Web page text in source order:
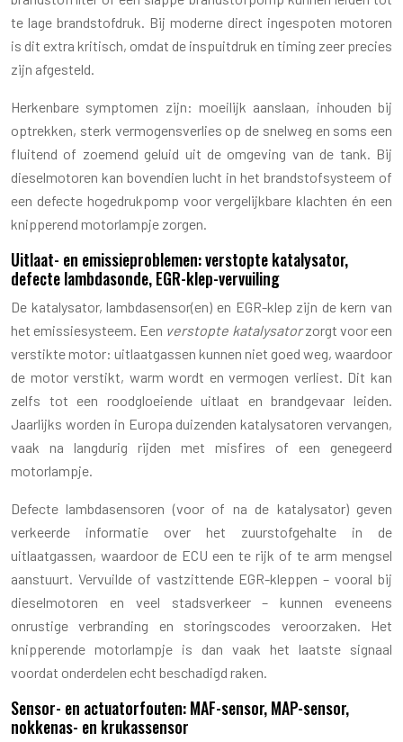
te lage brandstofdruk. Bij moderne direct ingespoten motoren
is dit extra kritisch, omdat de inspuitdruk en timing zeer precies
zijn afgesteld.
Herkenbare symptomen zijn: moeilijk aanslaan, inhouden bij
optrekken, sterk vermogensverlies op de snelweg en soms een
fluitend of zoemend geluid uit de omgeving van de tank. Bij
dieselmotoren kan bovendien lucht in het brandstofsysteem of
een defecte hogedrukpomp voor vergelijkbare klachten én een
knipperend motorlampje zorgen.
Uitlaat- en emissieproblemen: verstopte katalysator,
defecte lambdasonde, EGR-klep-vervuiling
De katalysator, lambdasensor(en) en EGR-klep zijn de kern van
het emissiesysteem. Een verstopte katalysatorzorgt voor een
verstikte motor: uitlaatgassen kunnen niet goed weg, waardoor
de motor verstikt, warm wordt en vermogen verliest. Dit kan
zelfs tot een roodgloeiende uitlaat en brandgevaar leiden.
Jaarlijks worden in Europa duizenden katalysatoren vervangen,
vaak na langdurig rijden met misfires of een genegeerd
motorlampje.
Defecte lambdasensoren (voor of na de katalysator) geven
verkeerde informatie over het zuurstofgehalte in de
uitlaatgassen, waardoor de ECU een te rijk of te arm mengsel
aanstuurt. Vervuilde of vastzittende EGR-kleppen – vooral bij
dieselmotoren en veel stadsverkeer – kunnen eveneens
onrustige verbranding en storingscodes veroorzaken. Het
knipperende motorlampje is dan vaak het laatste signaal
voordat onderdelen echt beschadigd raken.
Sensor- en actuatorfouten: MAF-sensor, MAP-sensor,
nokkenas- en krukassensor